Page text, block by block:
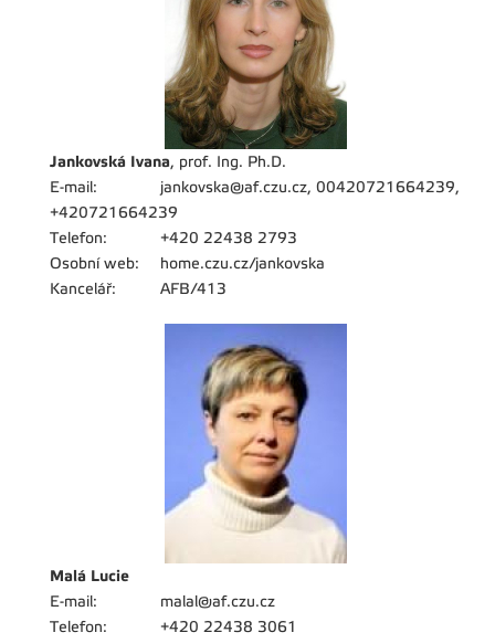
Jankovská Ivana, prof. Ing. Ph.D.
E-mail:
jankovska@af.czu.cz, 00420721664239,
+420721664239
Telefon:
+420 22438 2793
Osobní web:
home.czu.cz/jankovska
Kancelář:
AFB/413
Malá Lucie
E-mail:
malal@af.czu.cz
Telefon:
+420 22438 3061